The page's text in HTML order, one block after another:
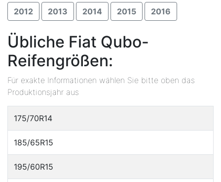
2012 2013 2014 2015 2016
Übliche Fiat Qubo-
Reifengrößen:
Für exakte Informationen wählen Sie bitte oben das
Produktionsjahr aus
175/70R14
185/65R15
195/60R15